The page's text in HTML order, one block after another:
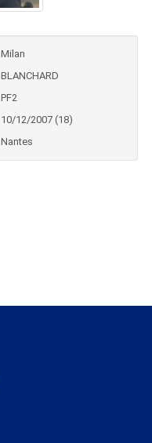
Milan
BLANCHARD
PF2
10/12/2007 (18)
Nantes